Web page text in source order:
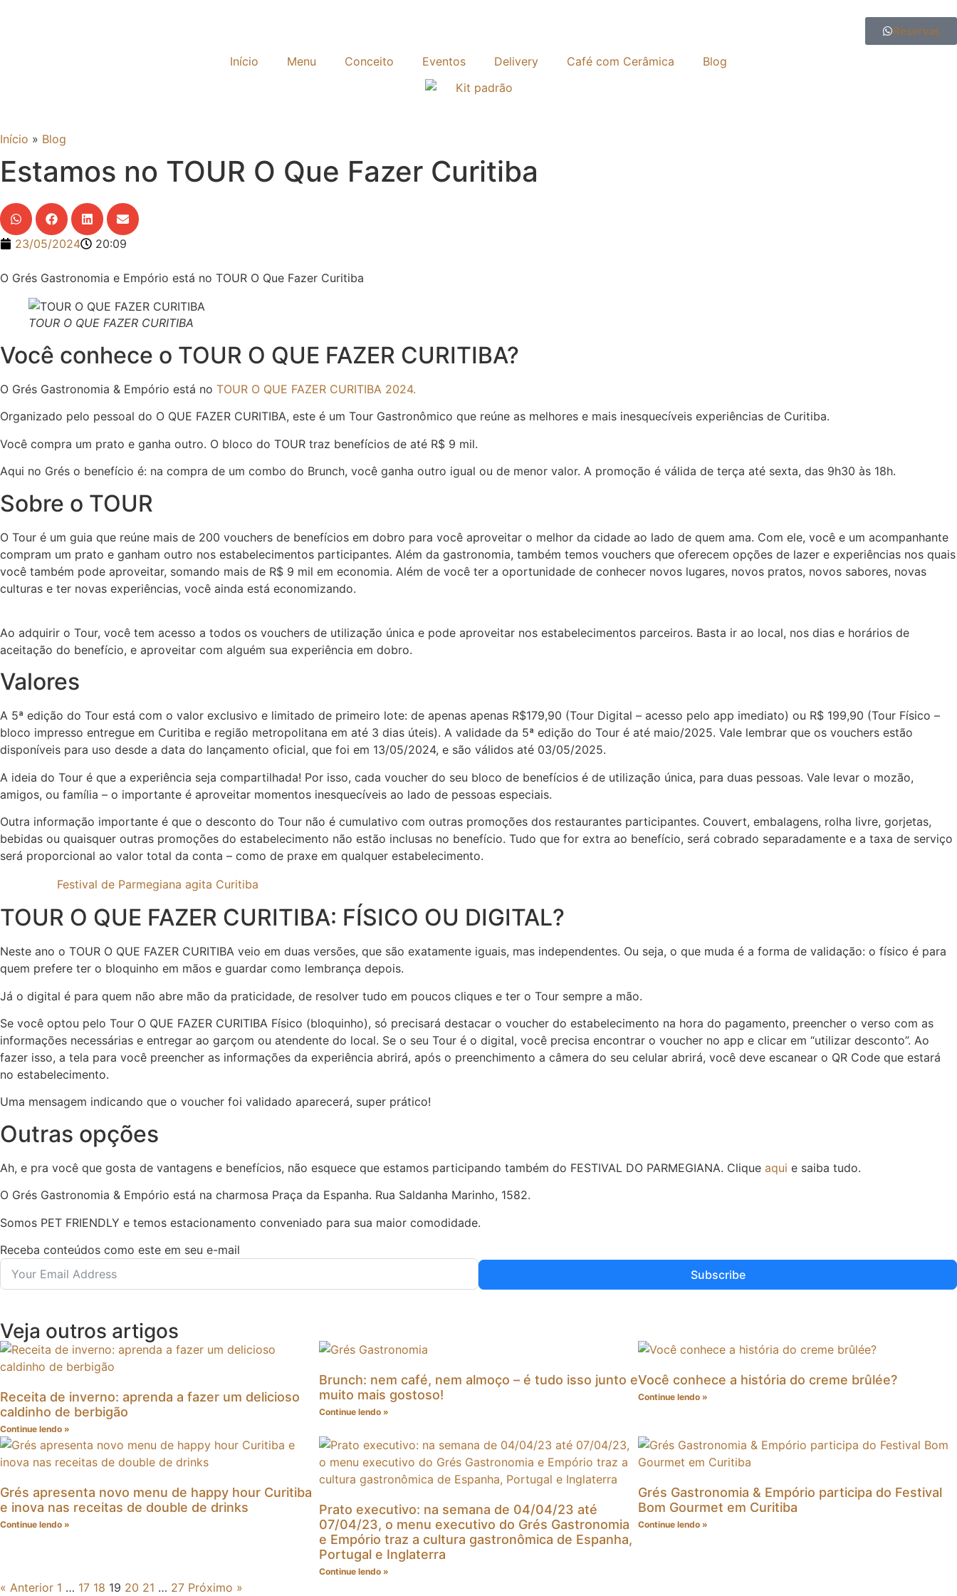
Reservas
Início Menu Conceito Eventos Delivery Café com Cerâmica Blog
Início » Blog
Estamos no TOUR O Que Fazer Curitiba
23/05/2024 20:09
O Grés Gastronomia e Empório está no TOUR O Que Fazer Curitiba
TOUR O QUE FAZER CURITIBA
Você conhece o TOUR O QUE FAZER CURITIBA?
O Grés Gastronomia & Empório está no TOUR O QUE FAZER CURITIBA 2024.
Organizado pelo pessoal do O QUE FAZER CURITIBA, este é um Tour Gastronômico que reúne as melhores e mais inesquecíveis experiências de Curitiba.
Você compra um prato e ganha outro. O bloco do TOUR traz benefícios de até R$ 9 mil.
Aqui no Grés o benefício é: na compra de um combo do Brunch, você ganha outro igual ou de menor valor. A promoção é válida de terça até sexta, das 9h30 às 18h.
Sobre o TOUR
O Tour é um guia que reúne mais de 200 vouchers de benefícios em dobro para você aproveitar o melhor da cidade ao lado de quem ama. Com ele, você e um acompanhante
compram um prato e ganham outro nos estabelecimentos participantes. Além da gastronomia, também temos vouchers que oferecem opções de lazer e experiências nos quais
você também pode aproveitar, somando mais de R$ 9 mil em economia. Além de você ter a oportunidade de conhecer novos lugares, novos pratos, novos sabores, novas
culturas e ter novas experiências, você ainda está economizando.
Ao adquirir o Tour, você tem acesso a todos os vouchers de utilização única e pode aproveitar nos estabelecimentos parceiros. Basta ir ao local, nos dias e horários de
aceitação do benefício, e aproveitar com alguém sua experiência em dobro.
Valores
A 5ª edição do Tour está com o valor exclusivo e limitado de primeiro lote: de apenas apenas R$179,90 (Tour Digital – acesso pelo app imediato) ou R$ 199,90 (Tour Físico –
bloco impresso entregue em Curitiba e região metropolitana em até 3 dias úteis). A validade da 5ª edição do Tour é até maio/2025. Vale lembrar que os vouchers estão
disponíveis para uso desde a data do lançamento oficial, que foi em 13/05/2024, e são válidos até 03/05/2025.
A ideia do Tour é que a experiência seja compartilhada! Por isso, cada voucher do seu bloco de benefícios é de utilização única, para duas pessoas. Vale levar o mozão,
amigos, ou família – o importante é aproveitar momentos inesquecíveis ao lado de pessoas especiais.
Outra informação importante é que o desconto do Tour não é cumulativo com outras promoções dos restaurantes participantes. Couvert, embalagens, rolha livre, gorjetas,
bebidas ou quaisquer outras promoções do estabelecimento não estão inclusas no benefício. Tudo que for extra ao benefício, será cobrado separadamente e a taxa de serviço
será proporcional ao valor total da conta – como de praxe em qualquer estabelecimento.
Festival de Parmegiana agita Curitiba
TOUR O QUE FAZER CURITIBA: FÍSICO OU DIGITAL?
Neste ano o TOUR O QUE FAZER CURITIBA veio em duas versões, que são exatamente iguais, mas independentes. Ou seja, o que muda é a forma de validação: o físico é para
quem prefere ter o bloquinho em mãos e guardar como lembrança depois.
Já o digital é para quem não abre mão da praticidade, de resolver tudo em poucos cliques e ter o Tour sempre a mão.
Se você optou pelo Tour O QUE FAZER CURITIBA Físico (bloquinho), só precisará destacar o voucher do estabelecimento na hora do pagamento, preencher o verso com as
informações necessárias e entregar ao garçom ou atendente do local. Se o seu Tour é o digital, você precisa encontrar o voucher no app e clicar em “utilizar desconto”. Ao
fazer isso, a tela para você preencher as informações da experiência abrirá, após o preenchimento a câmera do seu celular abrirá, você deve escanear o QR Code que estará
no estabelecimento.
Uma mensagem indicando que o voucher foi validado aparecerá, super prático!
Outras opções
Ah, e pra você que gosta de vantagens e benefícios, não esquece que estamos participando também do FESTIVAL DO PARMEGIANA. Clique aqui e saiba tudo.
O Grés Gastronomia & Empório está na charmosa Praça da Espanha. Rua Saldanha Marinho, 1582.
Somos PET FRIENDLY e temos estacionamento conveniado para sua maior comodidade.
Receba conteúdos como este em seu e-mail
Subscribe
Veja outros artigos
Receita de inverno: aprenda a fazer um delicioso
caldinho de berbigão
Continue lendo »
Brunch: nem café, nem almoço – é tudo isso junto e
muito mais gostoso!
Continue lendo »
Você conhece a história do creme brûlée?
Continue lendo »
Grés apresenta novo menu de happy hour Curitiba
e inova nas receitas de double de drinks
Continue lendo »
Prato executivo: na semana de 04/04/23 até
07/04/23, o menu executivo do Grés Gastronomia
e Empório traz a cultura gastronômica de Espanha,
Portugal e Inglaterra
Continue lendo »
Grés Gastronomia & Empório participa do Festival
Bom Gourmet em Curitiba
Continue lendo »
« Anterior 1 … 17 18 19 20 21 … 27 Próximo »